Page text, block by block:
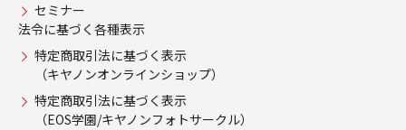
セミナー
法令に基づく各種表示
特定商取引法に基づく表示
（キヤノンオンラインショップ）
特定商取引法に基づく表示
（EOS学園/キヤノンフォトサークル）